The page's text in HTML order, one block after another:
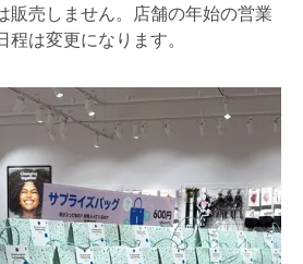
販売しません。店舗の年始の営業
は変更になります。